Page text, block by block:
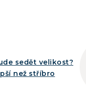
sedět velikost?
než stříbro